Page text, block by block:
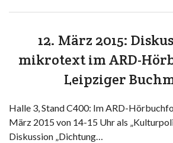
12. März 2015:
mikrotext im ARD-
Leipziger
Halle 3, Stand C400: Im ARD-
März 2015 von 14-15 Uhr als
Diskussion „Dichtung…